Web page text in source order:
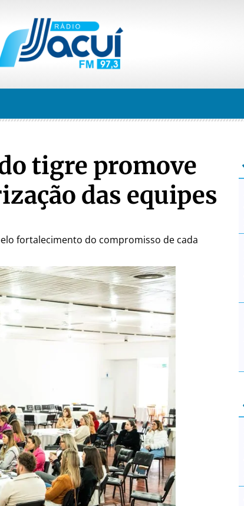
tigre promove
das equipes
fortalecimento do compromisso de cada